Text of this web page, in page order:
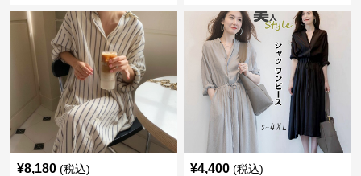
¥8,180 (税込) ¥4,400 (税込)